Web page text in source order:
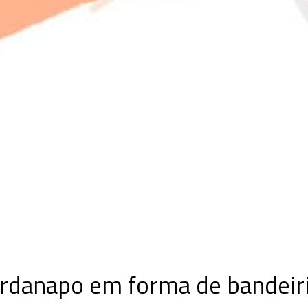
em forma de